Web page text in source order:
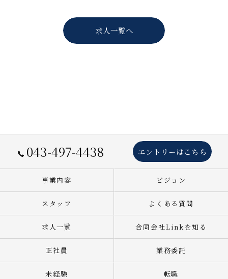
求人一覧へ
043-497-4438 エントリーはこちら
事業内容 ビジョン
スタッフ よくある質問
求人一覧 合同会社Linkを知る
正社員 業務委託
未経験 転職